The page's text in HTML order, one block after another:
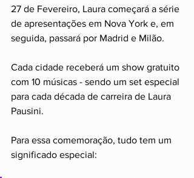
27 de Fevereiro, Laura começará a série
de apresentações em Nova York e, em
seguida, passará por Madrid e Milão.
Cada cidade receberá um show gratuito
com 10 músicas - sendo um set especial
para cada década de carreira de Laura
Pausini.
Para essa comemoração, tudo tem um
significado especial: